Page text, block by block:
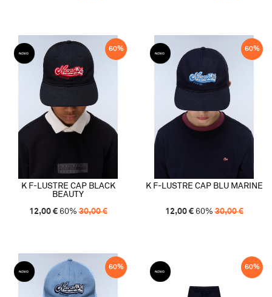
60%
K F-LUSTRE CAP BLACK
BEAUTY
12,00 € 60% 30,00€
60%
K F-LUSTRE CAP BLU MARINE
12,00 € 60% 30,00€
60% 60%